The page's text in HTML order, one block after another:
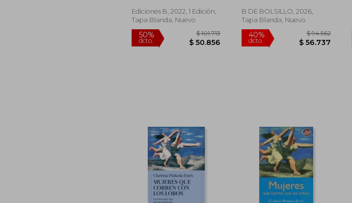
Ediciones B, 2022, 1 Edición,
Tapa Blanda, Nuevo
B DE BOLSILLO, 2026,
Tapa Blanda, Nuevo